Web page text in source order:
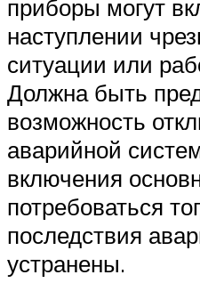
приборы могут
наступлении
ситуации или
Должна быть
возможность
аварийной
включения
потребоваться
последствия
устранены.